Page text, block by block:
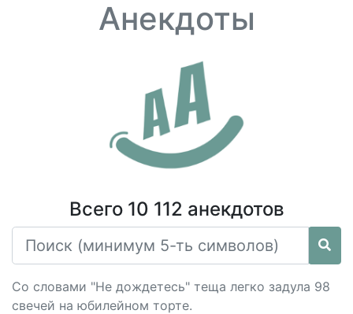
Анекдоты
Всего 10 112 анекдотов
Со словами "Не дождетесь" теща легко задула 98
свечей на юбилейном торте.